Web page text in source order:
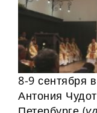
8-9 сентября
Антония